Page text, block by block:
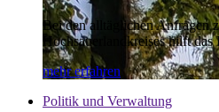
Bei den alltäglichen Anfragen
Hochsauerlandkreises hilft
mehr erfahren
Politik und Verwaltung